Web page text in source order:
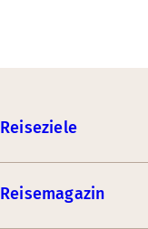
Reiseziele
Reisemagazin